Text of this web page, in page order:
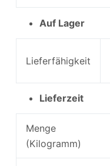
Auf Lager
Lieferfähigkeit
Lieferzeit
Menge
(Kilogramm)